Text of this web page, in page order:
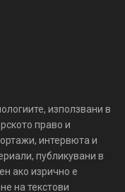
използвани в
право и
интервюта и
публикувани в
ако изрично е
на текстови